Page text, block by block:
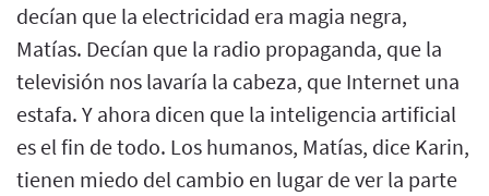
decían que la electricidad era magia negra,
Matías. Decían que la radio propaganda, que la
televisión nos lavaría la cabeza, que Internet una
estafa. Y ahora dicen que la inteligencia artificial
es el fin de todo. Los humanos, Matías, dice Karin,
tienen miedo del cambio en lugar de ver la parte